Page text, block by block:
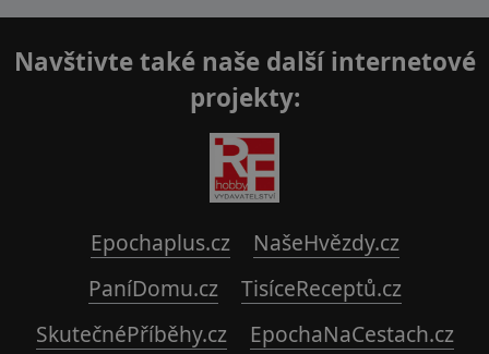
Navštivte také naše další internetové
projekty:
Epochaplus.cz
NašeHvězdy.cz
PaníDomu.cz
TisíceReceptů.cz
SkutečnéPříběhy.cz
EpochaNaCestach.cz